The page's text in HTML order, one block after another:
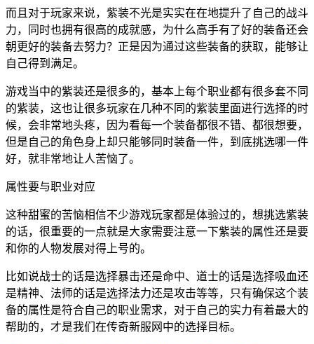
而且对于玩家来说，紫装不光是实实在在地提升了自己的战斗
力，同时也拥有很高的成就感，为什么高手有了好的装备还会
朝更好的装备去努力？正是因为通过这些装备的获取，能够让
自己得到满足。
游戏当中的紫装还是很多的，基本上每个职业都有很多套不同
的紫装，这也让很多玩家在几种不同的紫装里面进行选择的时
候，会非常地头疼，因为看每一个装备都很不错、都很想要，
但是自己的角色身上却只能够同时装备一件，到底挑选哪一件
好，就非常地让人苦恼了。
属性要与职业对应
这种甜蜜的苦恼相信不少游戏玩家都是体验过的，想挑选紫装
的话，很重要的一点就是大家需要注意一下紫装的属性还是要
和你的人物发展对得上号的。
比如说战士的话是选择暴击还是命中、道士的话是选择吸血还
是精神、法师的话是选择法力还是攻击等等，只有确保这个装
备的属性是符合自己的职业需求，对于自己的实力有着最大的
帮助的，才是我们在传奇新服网中的选择目标。